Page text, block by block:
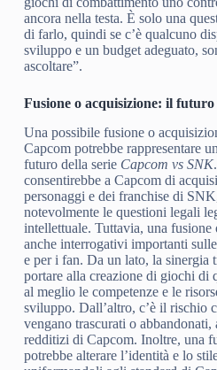
ancora nella testa. È solo una
di farlo, quindi se c’è qualcuno
sviluppo e un budget adeguato,
ascoltare”.
Fusione o acquisizione: il
Una possibile fusione o
Capcom potrebbe rappresentare
futuro della serie Capcom vs SNK
consentirebbe a Capcom di
personaggi e dei franchise di
notevolmente le questioni legali
intellettuale. Tuttavia, una fusione
anche interrogativi importanti
e per i fan. Da un lato, la sinergia
portare alla creazione di giochi di
al meglio le competenze e le
sviluppo. Dall’altro, c’è il rischio
vengano trascurati o
redditizi di Capcom. Inoltre, una
potrebbe alterare l’identità e lo